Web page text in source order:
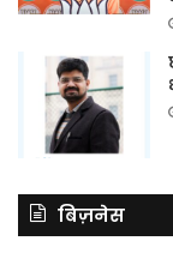
बिज़नेस